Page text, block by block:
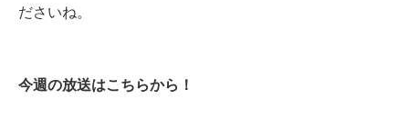
ださいね。
今週の放送はこちらから！